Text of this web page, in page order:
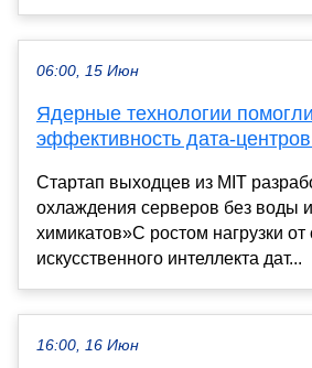
06:00, 15 Июн
Ядерные технологии
эффективность дата-
Стартап выходцев из MIT
охлаждения серверов без воды
химикатов»С ростом нагрузки от
искусственного интеллекта дат...
16:00, 16 Июн